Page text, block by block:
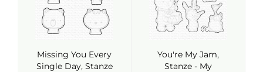
Missing You Every
Single Day, Stanze
You're My Jam,
Stanze - My